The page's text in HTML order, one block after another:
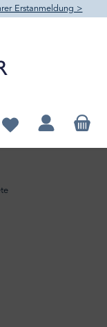
Erstanmeldung >
Du hast 0 Produkte